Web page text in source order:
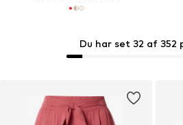
Du har set 32 af 352